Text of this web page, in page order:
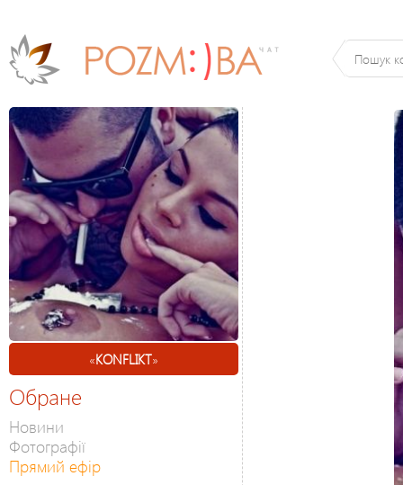
«KONFLIKT»
Обране
Новини
Фотографії
Прямий ефір